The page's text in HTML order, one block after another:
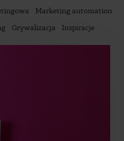
Marketing automation
Grywalizacja Inspiracje